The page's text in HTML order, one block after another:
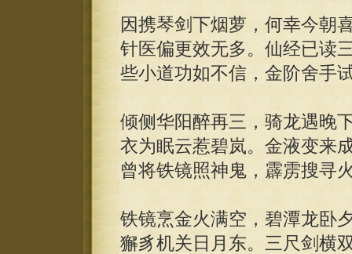
因携琴剑下烟萝，何幸今朝
针医偏更效无多。仙经已读
些小道功如不信，金阶舍手
倾侧华阳醉再三，骑龙遇晚
衣为眠云惹碧岚。金液变来
曾将铁镜照神鬼，霹雳搜寻
铁镜烹金火满空，碧潭龙卧
獬豸机关日月东。三尺剑横